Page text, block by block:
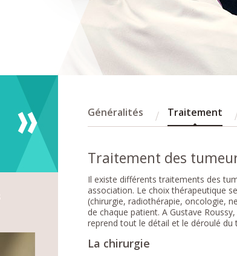
Généralités Traitement
Traitement des
Il existe différents traitements des
association. Le choix thérapeutique
(chirurgie, radiothérapie, oncologie,
de chaque patient. A Gustave
reprend tout le détail et le déroulé du
La chirurgie